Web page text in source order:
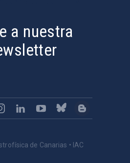
a nuestra
de Canarias • IAC